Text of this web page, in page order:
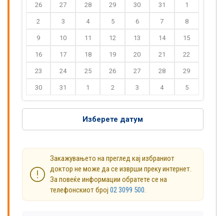
26 27 28 29 30 31 1
2 3 4 5 6 7 8
9 10 11 12 13 14 15
16 17 18 19 20 21 22
23 24 25 26 27 28 29
30 31 1 2 3 4 5
Изберете датум
Закажувањето на преглед кај избраниот
доктор не може да се изврши преку интернет.
За повеќе информации обратете се на
телефонскиот број 02 3099 500.